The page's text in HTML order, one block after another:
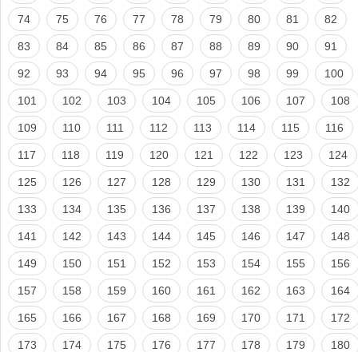
74 75 76 77 78 79 80 81 82
83 84 85 86 87 88 89 90 91
92 93 94 95 96 97 98 99 100
101 102 103 104 105 106 107 108
109 110 111 112 113 114 115 116
117 118 119 120 121 122 123 124
125 126 127 128 129 130 131 132
133 134 135 136 137 138 139 140
141 142 143 144 145 146 147 148
149 150 151 152 153 154 155 156
157 158 159 160 161 162 163 164
165 166 167 168 169 170 171 172
173 174 175 176 177 178 179 180